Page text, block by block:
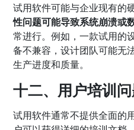
试用软件可能与企业现有的
性问题可能导致系统崩溃或
常进行。例如，一款试用的
备不兼容，设计团队可能无
生产进度和质量。
十二、用户培训
试用软件通常不提供全面的